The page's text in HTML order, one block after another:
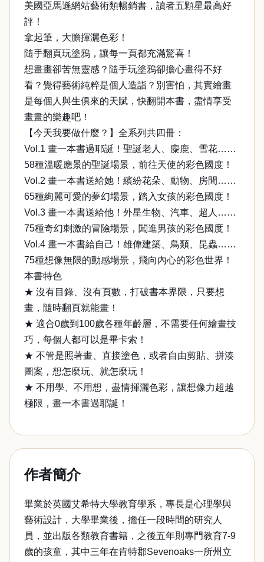
美國亞馬遜網站藝術類暢銷書，讀者五顆星最高好
評！
拿起筆，大膽揮灑色彩！
隨手翻頁玩塗鴉，讓每一頁都充滿驚喜！
想畫畫卻苦無靈感？隨手玩塗鴉卻擔心畫得不好
看？覺得藝術純粹是個人造詣？別害怕，其實繪畫
是每個人與生俱來的天賦，快翻開本書，盡情享受
畫畫的樂趣吧！
【今天我要做什麼？】全系列共四冊：
Vol.1 畫一本書過耶誕！聖誕老人、麋鹿、雪花……
58種溫暖應景的聖誕場景，前往天使的彩色國度！
Vol.2 畫一本書送給她！繽紛花朵、動物、房間……
65種絢麗可愛的夢幻場景，踏入女孩的彩色國度！
Vol.3 畫一本書送給他！外星生物、汽車、超人……
75種奇幻刺激的冒險場景，闖進男孩的彩色國度！
Vol.4 畫一本書給自己！雄偉建築、鳥類、昆蟲……
75種想像無限的動感場景，飛向內心的彩色世界！
本書特色
★ 沒有目錄、沒有頁數，打破書本界限，只要想
畫，隨時翻頁就能畫！
★ 適合0歲到100歲各種年齡層，不需要任何繪畫技
巧，每個人都可以是畢卡索！
★ 不管是照著畫、直接塗色，或者自由剪貼、拼湊
圖案，想怎麼玩、就怎麼玩！
★ 不用學、不用想，盡情揮灑色彩，讓想像力超越
極限，畫一本書過耶誕！
作者簡介
畢業於英國艾希特大學教育學系，專長是心理學與
藝術設計，大學畢業後，擔任一段時間的研究人
員，並出版各類教育書籍，之後五年則專門教育7-9
歲的孩童，其中三年在肯特郡Sevenoaks一所州立